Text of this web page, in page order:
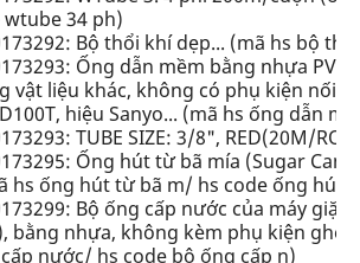
34 ph)
Bộ thổi khí dẹp... (mã hs bộ
Ống dẫn mềm bằng nhựa
vật liệu khác, không có phụ kiện nối,
hiệu Sanyo... (mã hs ống dẫn
TUBE SIZE: 3/8", RED(20M/
Ống hút từ bã mía (Sugar
hs ống hút từ bã m/ hs code ống hút
Bộ ống cấp nước của máy
bằng nhựa, không kèm phụ kiện
nước/ hs code bộ ống cấp n)